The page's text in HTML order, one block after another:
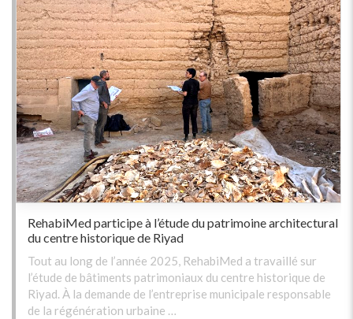
RehabiMed participe à l’étude du patrimoine architectural
du centre historique de Riyad
Tout au long de l’année 2025, RehabiMed a travaillé sur
l’étude de bâtiments patrimoniaux du centre historique de
Riyad. À la demande de l’entreprise municipale responsable
de la régénération urbaine …